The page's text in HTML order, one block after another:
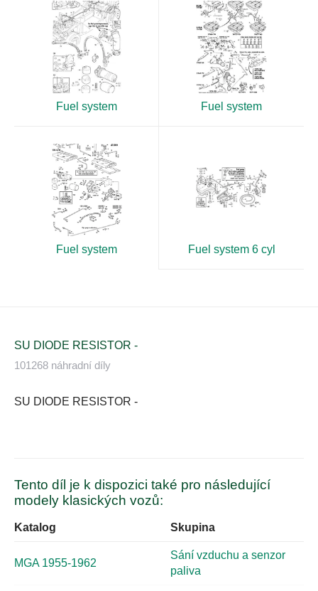
Fuel system Fuel system
Fuel system Fuel system 6 cyl
SU DIODE RESISTOR -
101268 náhradní díly
SU DIODE RESISTOR -
Tento díl je k dispozici také pro následující
modely klasických vozů:
Katalog Skupina
MGA 1955-1962
Sání vzduchu a senzor
paliva